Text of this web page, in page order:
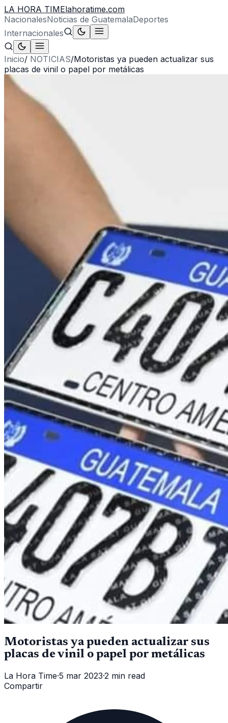
LA HORA TIMElahoratime.com
NacionalesNoticias de GuatemalaDeportes
Internacionales
Inicio/ NOTICIAS/Motoristas ya pueden actualizar sus
placas de vinil o papel por metálicas
Motoristas ya pueden actualizar sus
placas de vinil o papel por metálicas
La Hora Time·5 mar 2023·2 min read
Compartir